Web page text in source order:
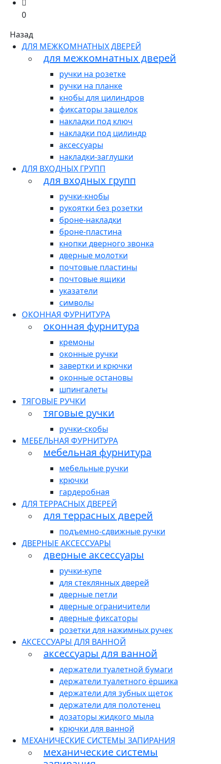
0
Назад
ДЛЯ МЕЖКОМНАТНЫХ ДВЕРЕЙ
для межкомнатных дверей
ручки на розетке
ручки на планке
кнобы для цилиндров
фиксаторы защелок
накладки под ключ
накладки под цилиндр
аксессуары
накладки-заглушки
ДЛЯ ВХОДНЫХ ГРУПП
для входных групп
ручки-кнобы
рукоятки без розетки
броне-накладки
броне-пластина
кнопки дверного звонка
дверные молотки
почтовые пластины
почтовые ящики
указатели
символы
ОКОННАЯ ФУРНИТУРА
оконная фурнитура
кремоны
оконные ручки
завертки и крючки
оконные остановы
шпингалеты
ТЯГОВЫЕ РУЧКИ
тяговые ручки
ручки-скобы
МЕБЕЛЬНАЯ ФУРНИТУРА
мебельная фурнитура
мебельные ручки
крючки
гардеробная
ДЛЯ ТЕРРАСНЫХ ДВЕРЕЙ
для террасных дверей
подъемно-сдвижные ручки
ДВЕРНЫЕ АКСЕССУАРЫ
дверные аксессуары
ручки-купе
для стеклянных дверей
дверные петли
дверные ограничители
дверные фиксаторы
розетки для нажимных ручек
АКСЕССУАРЫ ДЛЯ ВАННОЙ
аксессуары для ванной
держатели туалетной бумаги
держатели туалетного ёршика
держатели для зубных щеток
держатели для полотенец
дозаторы жидкого мыла
крючки для ванной
МЕХАНИЧЕСКИЕ СИСТЕМЫ ЗАПИРАНИЯ
механические системы